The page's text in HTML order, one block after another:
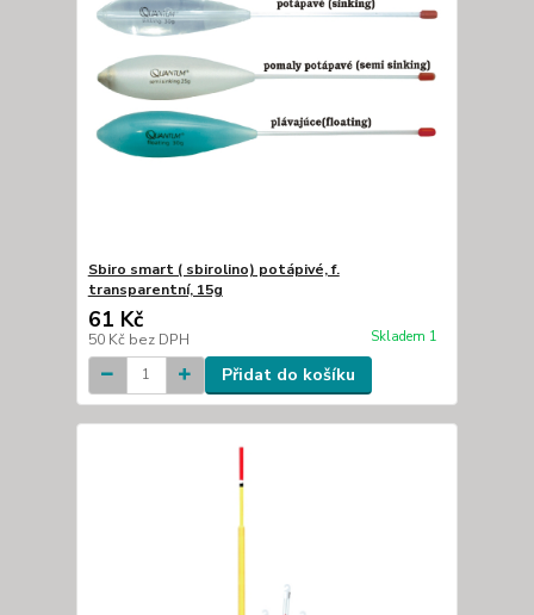
Sbiro smart ( sbirolino) potápivé, f.
transparentní, 15g
61 Kč
50 Kč bez DPH Skladem 1
Přidat do košíku